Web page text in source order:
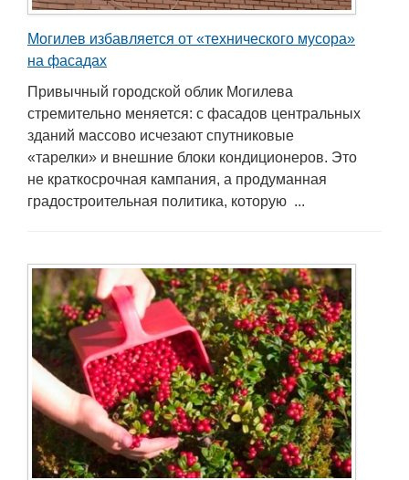
Могилев избавляется от «технического мусора»
на фасадах
Привычный городской облик Могилева
стремительно меняется: с фасадов центральных
зданий массово исчезают спутниковые
«тарелки» и внешние блоки кондиционеров. Это
не краткосрочная кампания, а продуманная
градостроительная политика, которую ...